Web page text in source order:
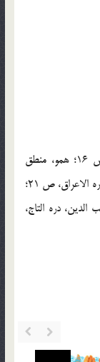
12. همچنين بنگريد به: ابن سينا، عيون الحکمه، ص 16؛ همو، منطق
المشرقيين، ص 7؛ ابن مسکويه، تهذيب الاخلاق و طهاره الاعراق، ص 21؛
ص 50؛ شيرازي قطب الدين، دره التاج،